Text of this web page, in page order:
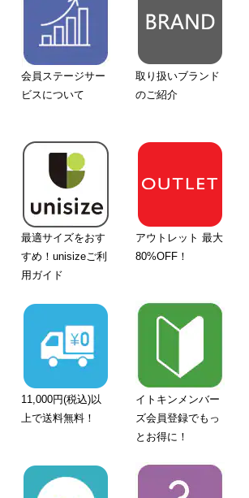
会員ステージサー
ビスについて
取り扱いブランド
のご紹介
最適サイズをおす
すめ！unisizeご利
用ガイド
アウトレット 最大
80%OFF！
11,000円(税込)以
上で送料無料！
イトキンメンバー
ズ会員登録でもっ
とお得に！